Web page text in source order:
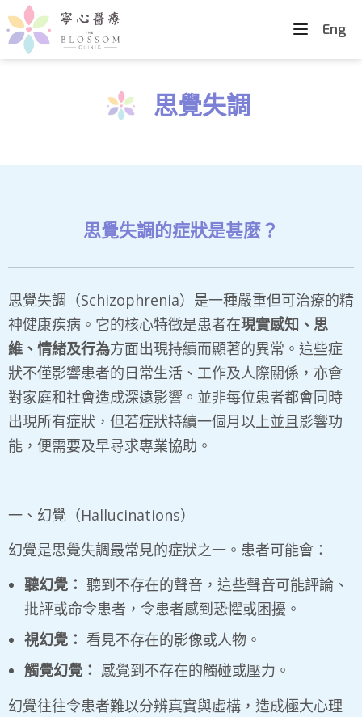
Eng
思覺失調
思覺失調的症狀是甚麼？
思覺失調（Schizophrenia）是一種嚴重但可治療的精
神健康疾病。它的核心特徵是患者在現實感知、思
維、情緒及行為方面出現持續而顯著的異常。這些症
狀不僅影響患者的日常生活、工作及人際關係，亦會
對家庭和社會造成深遠影響。並非每位患者都會同時
出現所有症狀，但若症狀持續一個月以上並且影響功
能，便需要及早尋求專業協助。
一、幻覺（Hallucinations）
幻覺是思覺失調最常見的症狀之一。患者可能會：
聽幻覺： 聽到不存在的聲音，這些聲音可能評論、
批評或命令患者，令患者感到恐懼或困擾。
視幻覺： 看見不存在的影像或人物。
觸覺幻覺： 感覺到不存在的觸碰或壓力。
幻覺往往令患者難以分辨真實與虛構，造成極大心理